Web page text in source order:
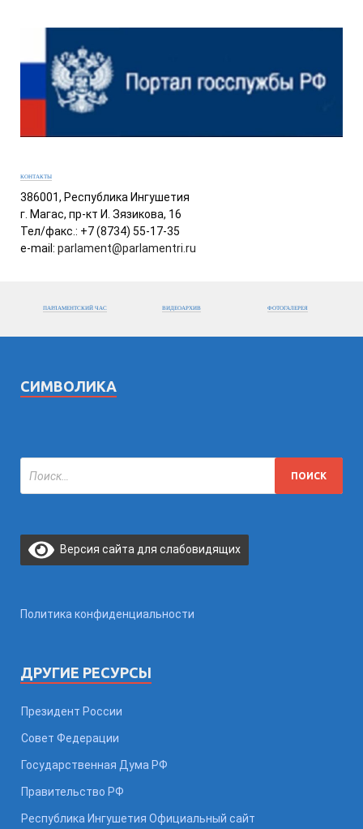
КОНТАКТЫ
386001, Республика Ингушетия
г. Магас, пр-кт И. Зязикова, 16
Тел/факс.: +7 (8734) 55-17-35
e-mail: parlament@parlamentri.ru
ПАРЛАМЕНТСКИЙ ЧАС ВИДЕОАРХИВ ФОТОГАЛЕРЕЯ
СИМВОЛИКА
Версия сайта для слабовидящих
Политика конфиденциальности
ДРУГИЕ РЕСУРСЫ
Президент России
Совет Федерации
Государственная Дума РФ
Правительство РФ
Республика Ингушетия Официальный сайт